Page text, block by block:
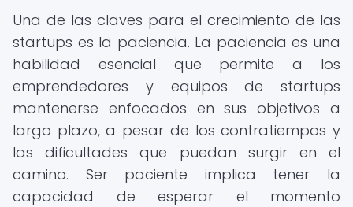
Una de las claves para el crecimiento de las
startups es la paciencia. La paciencia es una
habilidad esencial que permite a los
emprendedores y equipos de startups
mantenerse enfocados en sus objetivos a
largo plazo, a pesar de los contratiempos y
las dificultades que puedan surgir en el
camino. Ser paciente implica tener la
capacidad de esperar el momento